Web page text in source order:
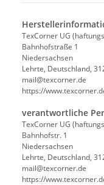
TexCorner UG
Bahnhofstraße 1
Niedersachsen
Lehrte, Deutschland,
mail@texcorner.de
https://
verantwortliche
TexCorner UG
Bahnhofstr. 1
Niedersachsen
Lehrte, Deutschland,
mail@texcorner.de
https://